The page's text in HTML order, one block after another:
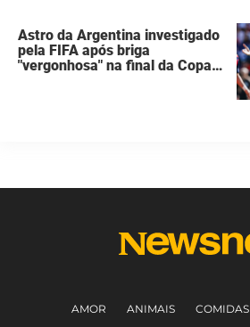
Astro da Argentina investigado
pela FIFA após briga
"vergonhosa" na final da Copa
AMOR ANIMAIS COMIDAS